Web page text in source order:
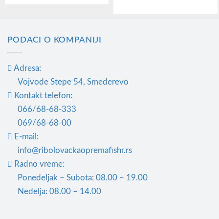
PODACI O KOMPANIJI
Adresa:
Vojvode Stepe 54, Smederevo
Kontakt telefon:
066/68-68-333
069/68-68-00
E-mail:
info@ribolovackaopremafishr.rs
Radno vreme:
Ponedeljak – Subota: 08.00 – 19.00
Nedelja: 08.00 – 14.00